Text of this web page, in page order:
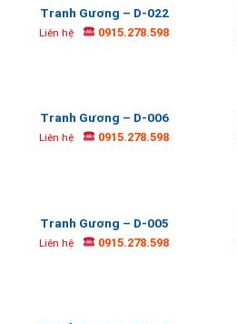
Tranh Gương – D-022
Liên hệ 0915.278.598
Tranh Gương – D-006
Liên hệ 0915.278.598
Tranh Gương – D-005
Liên hệ 0915.278.598